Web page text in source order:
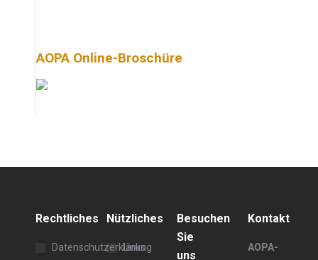
AOPA Online-Broschüre
Rechtliches
Datenschutzerklärung
Nützliches
Links
Besuchen
Sie
uns
Kontakt
AOPA-